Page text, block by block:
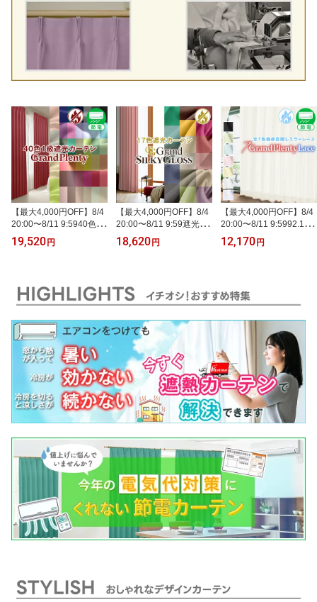
【最大4,000円OFF】8/4
20:00〜8/11 9:5940色一
級遮光・こだわりの2倍
ヒダ縫製 オーダーカーテ
randシリーズ サイズ：
幅〜150cm×丈〜300cm
1枚 防炎・形状記憶加工
済みカ-テン(遮熱 断熱 防
炎 )
19,520 円
【最大4,000円OFF】8/4
20:00〜8/11 9:59遮光・
こだわりの2倍ヒダ縫製
オーダーカーテン「Gran
ーズ サイズ：幅〜150cm
×丈〜150cm 1枚
18,620 円
【最大4,000円OFF】8/4
20:00〜8/11 9:5992.1％
UVカット・昼夜目隠し
レースカーテン「Grand
幅〜150cm×丈〜150cm
1枚(ミラーレースカーテ
ン 遮熱 断熱カーテン 防
12,170 円